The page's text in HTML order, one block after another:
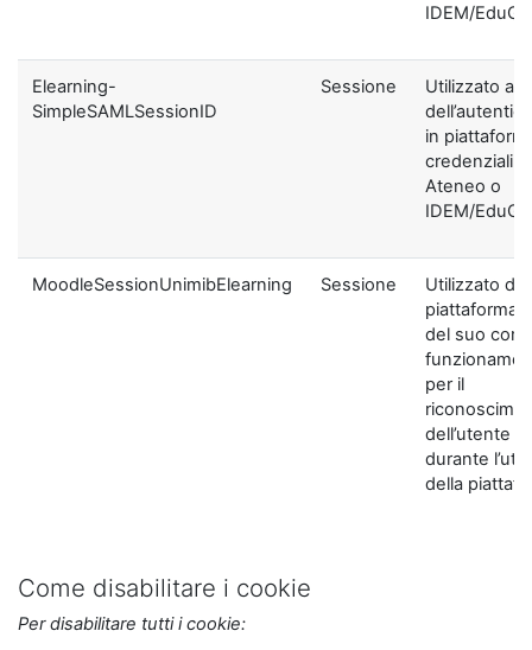
IDEM/
Elearning-
SimpleSAMLSessionID
Sessione
Utilizzato ai
in
credenziali di
Ateneo o
IDEM/
MoodleSessionUnimibElearning Sessione
Utilizzato
piattaforma
del suo
per il
dell’utente
durante
della
Come disabilitare i cookie
Per disabilitare tutti i cookie: